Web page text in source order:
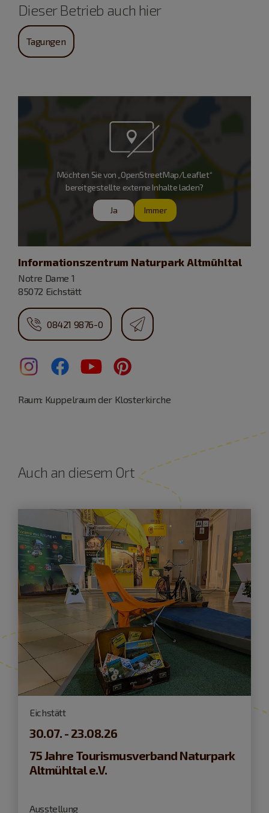
Dieser Betrieb auch hier
Tagungen
Möchten Sie von „OpenStreetMap/Leaflet“
bereitgestellte externe Inhalte laden?
Ja Immer
Informationszentrum Naturpark Altmühltal
Notre Dame 1
85072 Eichstätt
08421 9876-0
Raum: Kuppelraum der Klosterkirche
Auch an diesem Ort
Eichstätt
30.07. - 23.08.26
75 Jahre Tourismusverband Naturpark
Altmühltal e.V.
Ausstellung